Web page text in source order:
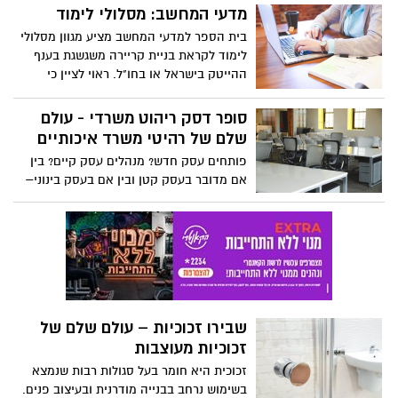
חדשים. התכוננו לעורר את בלוטות הטעם
שלכם ולצאת להרפתקה קולינרית!
המתקדמים של חברת פוזיט פתרונות תוכנה,
העסקית שלכם
מדעי המחשב: מסלולי לימוד
בית הספר למדעי המחשב מציע מגוון מסלולי
לימוד לקראת בניית קריירה משגשגת בענף
ההייטק בישראל או בחו"ל. ראוי לציין כי
המחשב מתמקדים בקורסים ללימוד שפות
תכנות מבוקשות, בדגש על אלגוריתמים,
ולומדים קורסים טכנולוגיים מעמיקים כדי
לפתח יכולות ולרכוש את הידע והכלים
הדרושים לעבודה בהייטק. התואר במדעי
המחשב מהווה מקפצה לקריירה בהייטק, זהו
תואר יוקרתי ומבוקש המבטיח החזר השקעה
גבוה ויתרונות רבים נוספים.
סופר דסק ריהוט משרדי - עולם
שלם של רהיטי משרד איכותיים
פותחים עסק חדש? מנהלים עסק קיים? בין
אם מדובר בעסק קטן ובין אם בעסק בינוני–
גדול, עליכם להקדיש את תשומת הלב הראויה
לבחירת ריהוט משרדי, כזה שישלב נוחות
מקסימלית עם עיצוב מרשים. כיצד אם כן
בוחרים את הריהוט המשרדי? הנה כמה
טיפים של צוות סופר דסק ריהוט משרדי .
שבירו זכוכיות – עולם שלם של
זכוכיות מעוצבות
זכוכית היא חומר בעל סגולות רבות שנמצא
בשימוש נרחב בבנייה מודרנית ובעיצוב פנים.